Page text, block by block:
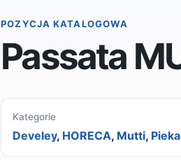
POZYCJA KATALOGOWA
Passata
Kategorie
Develey, HORECA, Mutti,